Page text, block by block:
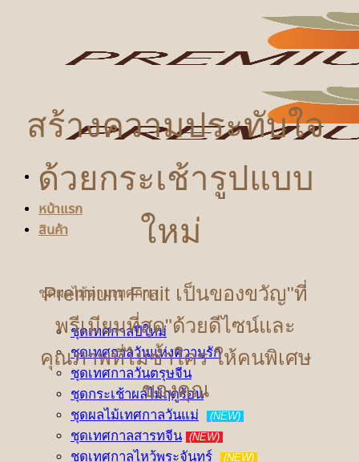
หน้าแรก
สินค้า
ชุดผลไม้ตามเทศกาล
ชุดเทศกาลปีใหม่
ชุดเทศกาลวันแห่งความรัก
ชุดเทศกาลวันตรุษจีน
ชุดกระเช้าผลไม้ฤดูร้อน
ชุดผลไม้เทศกาลวันแม่
(NEW)
ชุดเทศกาลสารทจีน (NEW)
ชุดเทศกาลไหว้พระจันทร์ (NEW)
สร้างความประทับใจ
ด้วยกระเช้ารูปแบบ
ใหม่
Premium Fruit เป็นของขวัญ"ที่
พรีเมียมที่สุด"ด้วยดีไซน์และ
คุณภาพที่ไม่ซ้ำใคร ให้คนพิเศษ
ของคุณ